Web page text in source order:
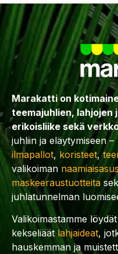
Marakatti on
teemajuhlien, lahjojen
erikoisliike sekä
juhliin ja eläytymiseen –
ilmapallot, koristeet,
valikoiman
maskeeraustuotteita
juhlatunnelman
Valikoimastamme
kekseliäät lahjaideat,
hauskemman ja